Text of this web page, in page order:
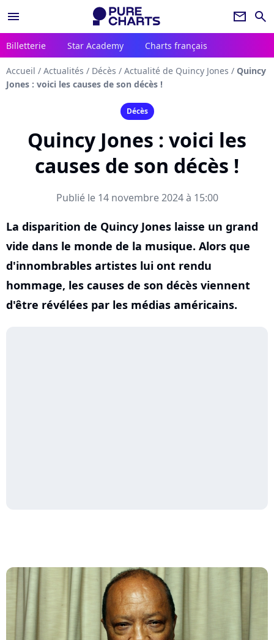
menu newsletter search
Billetterie Star Academy Charts français
Accueil / Actualités / Décès / Actualité de Quincy Jones / Quincy
Jones : voici les causes de son décès !
Décès
Quincy Jones : voici les
causes de son décès !
Publié le 14 novembre 2024 à 15:00
La disparition de Quincy Jones laisse un grand
vide dans le monde de la musique. Alors que
d'innombrables artistes lui ont rendu
hommage, les causes de son décès viennent
d'être révélées par les médias américains.